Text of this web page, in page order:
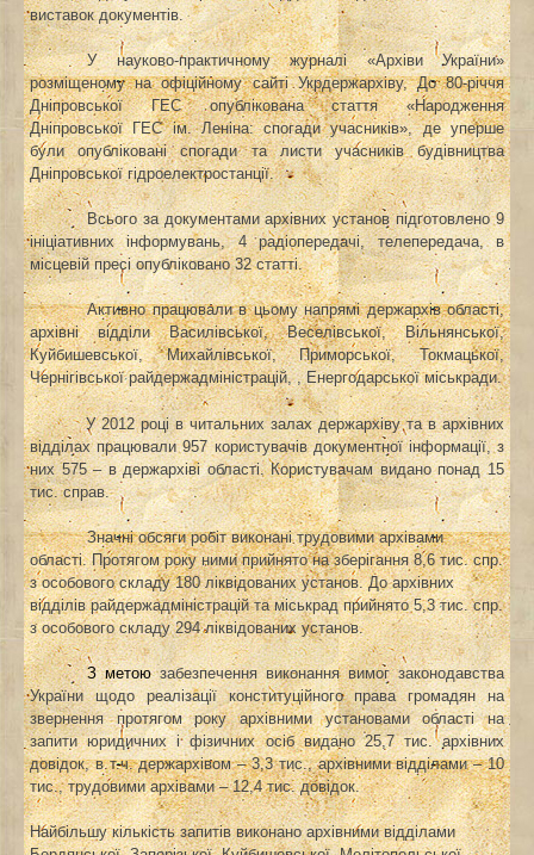
виставок документів.
У науково-практичному журналі «Архіви України»
розміщеному на офіційному сайті Укрдержархіву, До 80-річчя
Дніпровської ГЕС опублікована стаття «Народження
Дніпровської ГЕС ім. Леніна: спогади учасників», де уперше
були опубліковані спогади та листи учасників будівництва
Дніпровської гідроелектростанції.
Всього за документами архівних установ підготовлено 9
ініціативних інформувань, 4 радіопередачі, телепередача, в
місцевій пресі опубліковано32 статті.
Активно працювали в цьому напрямі держархів області,
архівні відділи Василівської, Веселівської, Вільнянської,
Куйбишевської, Михайлівської, Приморської, Токмацької,
Чернігівської райдержадміністрацій, , Енергодарської міськради.
У 2012 році в читальних залах держархіву та в архівних
відділах працювали 957 користувачів документної інформації, з
них 575 – в держархіві області. Користувачам видано понад 15
тис. справ.
Значні обсяги робіт виконані трудовими архівами
області. Протягом року ними прийнято на зберігання 8,6 тис. спр.
з особового складу 180 ліквідованих установ. До архівних
відділів райдержадміністрацій та міськрад прийнято5,3 тис. спр.
з особового складу 294 ліквідованих установ.
З метоюзабезпечення виконання вимог законодавства
України щодо реалізації конституційного права громадян на
звернення
протягом року архівними установами області на
запити юридичних і фізичних осіб видано 25,7 тис. архівних
довідок, в т.ч. держархівом – 3,3 тис., архівними відділами – 10
тис., трудовими архівами – 12,4 тис. довідок.
Найбільшу кількість запитів виконано архівними відділами